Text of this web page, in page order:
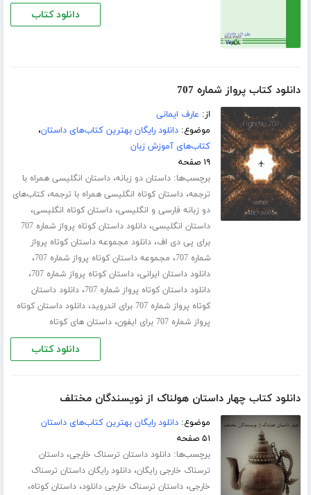
دانلود کتاب
دانلود کتاب پرواز شماره 707
از: عارف ایمانی
موضوع:دانلود رایگان بهترین کتاب‌های داستان،
کتاب‌های آموزش زبان
۱۹ صفحه
برچسب‌ها:داستان دو زبانه،داستان انگلیسی همراه با
ترجمه،داستان کوتاه انگلیسی همراه با ترجمه،کتاب‌های
دو زبانه فارسی و انگلیسی،داستان کوتاه انگلیسی،
داستان انگلیسی،
دانلود داستان کوتاه پرواز شماره 707
برای پی دی اف،دانلود مجموعه داستان کوتاه پرواز
شماره 707
، مجموعه داستان کوتاه پرواز شماره 707 ،
دانلود داستان ایرانی،داستان کوتاه پرواز شماره 707 ،
دانلود داستان کوتاه پرواز شماره 707 ،دانلود داستان
کوتاه پرواز شماره 707 برای اندروید
،دانلود داستان کوتاه
پرواز شماره 707 برای ایفون
،داستان های کوتاه
دانلود کتاب
دانلود کتاب چهار داستان هولناک از نویسندگان مختلف
موضوع:دانلود رایگان بهترین کتاب‌های داستان
۵۱ صفحه
برچسب‌ها:دانلود داستان ترسناک خارجی،داستان
ترسناک خارجی رایگان،دانلود رایگان داستان ترسناک
خارجی،داستان ترسناک خارجی دانلود،داستان کوتاه،